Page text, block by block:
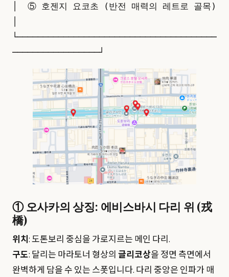
│  ⑤ 호젠지 요코초 (반전 매력의 레트로 골목)
└───────────────────────────────────────
① 오사카의 상징: 에비스바시 다리 위 (戎
橋)
위치: 도톤보리 중심을 가로지르는 메인 다리.
구도: 달리는 마라토너 형상의 글리코상을 정면 측면에서
완벽하게 담을 수 있는 스폿입니다. 다리 중앙은 인파가 매